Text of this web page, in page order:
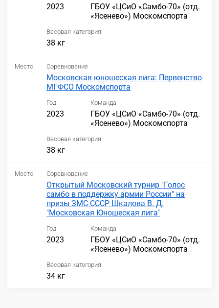
2023
ГБОУ «ЦСиО «Самбо-70» (отд.
«Ясенево») Москомспорта
Весовая категория
38 кг
Место Соревнование
Московская юношеская лига: Первенство
МГФСО Москомспорта
Год
2023
Команда
ГБОУ «ЦСиО «Самбо-70» (отд.
«Ясенево») Москомспорта
Весовая категория
38 кг
Место Соревнование
Открытый Московский турнир "Голос
самбо в поддержку армии России" на
призы ЗМС СССР Шкалова В. Д.
"Московская Юношеская лига"
Год
2023
Команда
ГБОУ «ЦСиО «Самбо-70» (отд.
«Ясенево») Москомспорта
Весовая категория
34 кг